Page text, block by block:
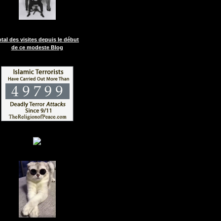
des visites depuis le début
de ce modeste Blog